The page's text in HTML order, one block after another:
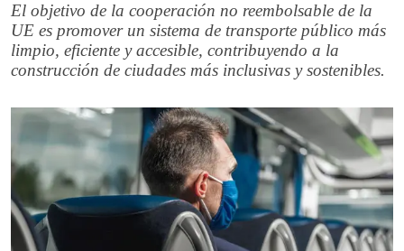
El objetivo de la cooperación no reembolsable de la
UE es promover un sistema de transporte público más
limpio, eficiente y accesible, contribuyendo a la
construcción de ciudades más inclusivas y sostenibles.